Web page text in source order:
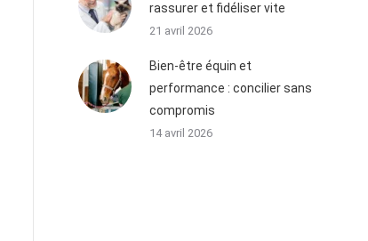
rassurer et fidéliser vite
21 avril 2026
Bien-être équin et
performance : concilier sans
compromis
14 avril 2026